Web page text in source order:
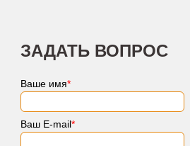
ЗАДАТЬ ВОПРОС
Ваше имя*
Ваш E-mail*